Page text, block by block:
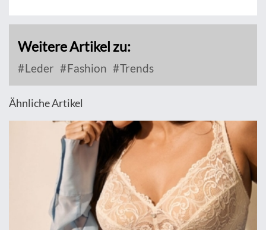
Weitere Artikel zu:
Leder Fashion Trends
Ähnliche Artikel